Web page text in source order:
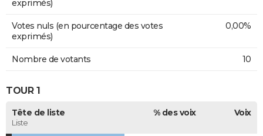
exprimés)
Votes nuls (en pourcentage des votes
exprimés)
0,00%
Nombre de votants 10
TOUR 1
Tête de liste
Liste
% des voix Voix